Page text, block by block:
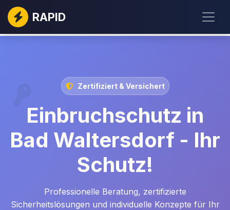
RAPID
Zertifiziert & Versichert
Einbruchschutz in
Bad Waltersdorf - Ihr
Schutz!
Professionelle Beratung, zertifizierte
Sicherheitslösungen und individuelle Konzepte für Ihr